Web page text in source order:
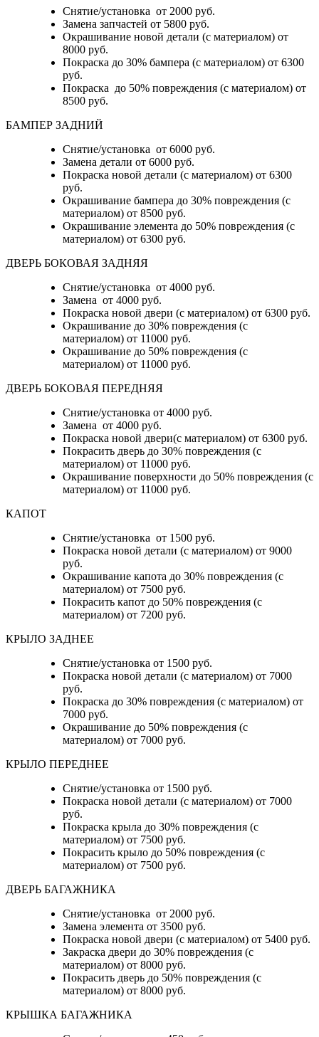
Снятие/установка от 2000 руб.
Замена запчастей от 5800 руб.
Окрашивание новой детали (с материалом) от
8000 руб.
Покраска до 30% бампера (с материалом) от 6300
руб.
Покраска до 50% повреждения (с материалом) от
8500 руб.
БАМПЕР ЗАДНИЙ
Снятие/установка от 6000 руб.
Замена детали от 6000 руб.
Покраска новой детали (с материалом) от 6300
руб.
Окрашивание бампера до 30% повреждения (с
материалом) от 8500 руб.
Окрашивание элемента до 50% повреждения (с
материалом) от 6300 руб.
ДВЕРЬ БОКОВАЯ ЗАДНЯЯ
Снятие/установка от 4000 руб.
Замена от 4000 руб.
Покраска новой двери (с материалом) от 6300 руб.
Окрашивание до 30% повреждения (с
материалом) от 11000 руб.
Окрашивание до 50% повреждения (с
материалом) от 11000 руб.
ДВЕРЬ БОКОВАЯ ПЕРЕДНЯЯ
Снятие/установка от 4000 руб.
Замена от 4000 руб.
Покраска новой двери(с материалом) от 6300 руб.
Покрасить дверь до 30% повреждения (с
материалом) от 11000 руб.
Окрашивание поверхности до 50% повреждения (с
материалом) от 11000 руб.
КАПОТ
Снятие/установка от 1500 руб.
Покраска новой детали (с материалом) от 9000
руб.
Окрашивание капота до 30% повреждения (с
материалом) от 7500 руб.
Покрасить капот до 50% повреждения (с
материалом) от 7200 руб.
КРЫЛО ЗАДНЕЕ
Снятие/установка от 1500 руб.
Покраска новой детали (с материалом) от 7000
руб.
Покраска до 30% повреждения (с материалом) от
7000 руб.
Окрашивание до 50% повреждения (с
материалом) от 7000 руб.
КРЫЛО ПЕРЕДНЕЕ
Снятие/установка от 1500 руб.
Покраска новой детали (с материалом) от 7000
руб.
Покраска крыла до 30% повреждения (с
материалом) от 7500 руб.
Покрасить крыло до 50% повреждения (с
материалом) от 7500 руб.
ДВЕРЬ БАГАЖНИКА
Снятие/установка от 2000 руб.
Замена элемента от 3500 руб.
Покраска новой двери (с материалом) от 5400 руб.
Закраска двери до 30% повреждения (с
материалом) от 8000 руб.
Покрасить дверь до 50% повреждения (с
материалом) от 8000 руб.
КРЫШКА БАГАЖНИКА